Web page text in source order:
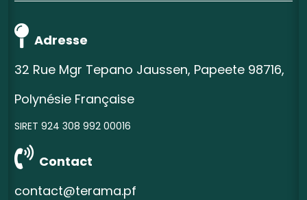
Adresse
32 Rue Mgr Tepano Jaussen, Papeete 98716,
Polynésie Française
SIRET 924 308 992 00016
Contact
contact@terama.pf